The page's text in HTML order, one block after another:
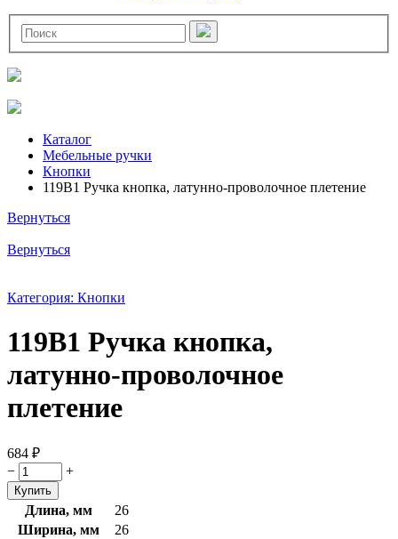
Каталог
Мебельные ручки
Кнопки
119B1 Ручка кнопка, латунно-проволочное плетение
Вернуться
Вернуться
Категория: Кнопки
119B1 Ручка кнопка,
латунно-проволочное
плетение
684 ₽
−
+
Длина, мм
26
Ширина, мм
26